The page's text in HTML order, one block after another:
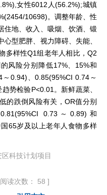
女性6012人(56.2%);城镇
10698)。调整年龄、性
住地、收入、吸烟、饮酒、锻
型肥胖、视力障碍、失能、
多样性Q1组老年人相比，Q2
风险分别降低17%、15%和
0.94)、0.85(95%CI 0.74～
势检验P<0.01。新鲜蔬菜、
的跌倒风险有关，OR值分别
0.73～0.89)和
65岁及以上老年人食物多样
科技计划项目
读次数： 58 ]